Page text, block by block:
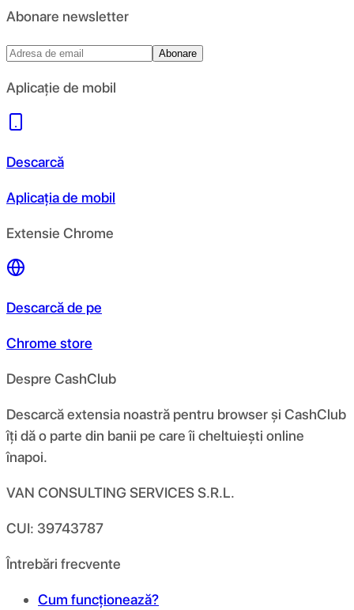
Abonare newsletter
Abonare
Aplicație de mobil
Descarcă
Aplicația de mobil
Extensie Chrome
Descarcă de pe
Chrome store
Despre CashClub
Descarcă extensia noastră pentru browser și CashClub
îți dă o parte din banii pe care îi cheltuiești online
înapoi.
VAN CONSULTING SERVICES S.R.L.
CUI: 39743787
Întrebări frecvente
Cum funcționează?